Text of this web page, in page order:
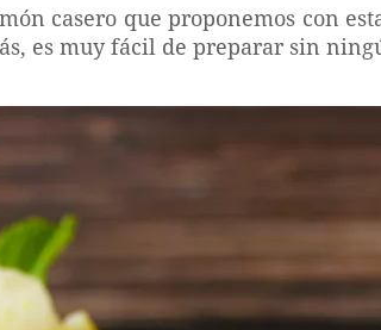
casero que proponemos con
es muy fácil de preparar sin